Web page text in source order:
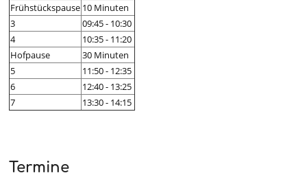
Frühstückspause 10 Minuten
3
09:45 - 10:30
4
10:35 - 11:20
Hofpause
30 Minuten
5
11:50 - 12:35
6
12:40 - 13:25
7
13:30 - 14:15
Termine